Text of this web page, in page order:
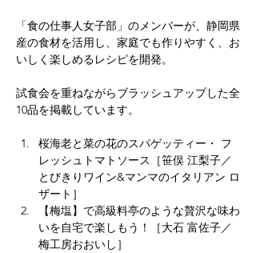
「食の仕事人女子部」のメンバーが、静岡県
産の食材を活用し、家庭でも作りやすく、お
いしく楽しめるレシピを開発。
試食会を重ねながらブラッシュアップした全
10品を掲載しています。
桜海老と菜の花のスパゲッティー・ フ
レッシュトマトソース［笹俣 江梨子／
とびきりワイン&マンマのイタリアン ロ
ザート］
【梅塩】で高級料亭のような贅沢な味わ
いを自宅で楽しもう！［大石 富佐子／
梅工房おおいし］